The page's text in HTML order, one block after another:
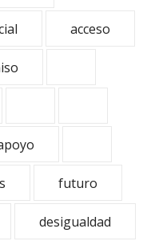
acceso
futuro
desigualdad